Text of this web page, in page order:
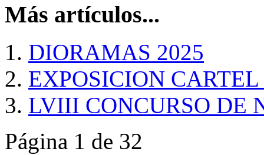
Más artículos...
DIORAMAS 2025
EXPOSICION
LVIII CONCURSO DE
Página 1 de 32